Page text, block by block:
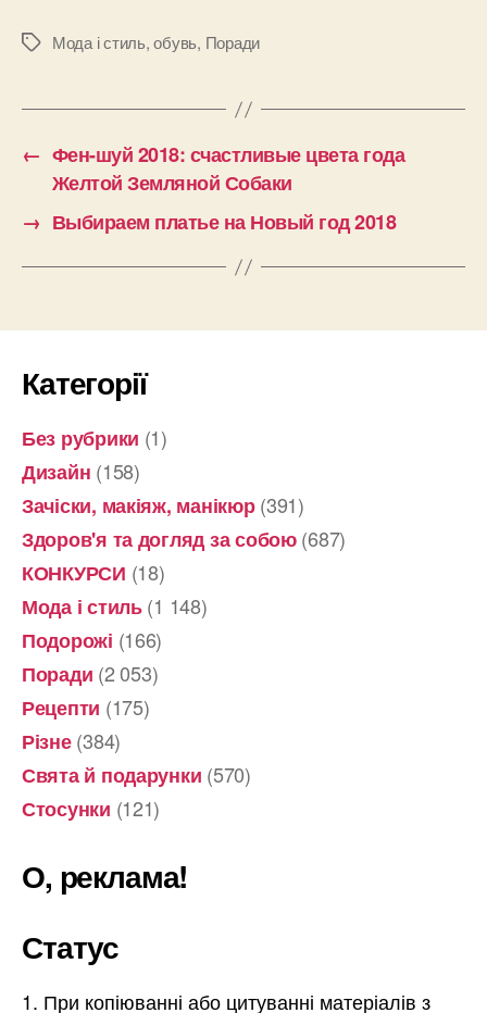
ПозначкиМода і стиль,обувь, Поради
← Фен-шуй 2018: счастливые цвета года
Желтой Земляной Собаки
→ Выбираем платье на Новый год 2018
Категорії
Без рубрики (1)
Дизайн (158)
Зачіски, макіяж, манікюр(391)
Здоров'я та догляд за собою(687)
КОНКУРСИ (18)
Мода і стиль(1 148)
Подорожі (166)
Поради (2 053)
Рецепти (175)
Різне(384)
Свята й подарунки (570)
Стосунки (121)
О, реклама!
Статус
При копіюванні або цитуванні матеріалів з